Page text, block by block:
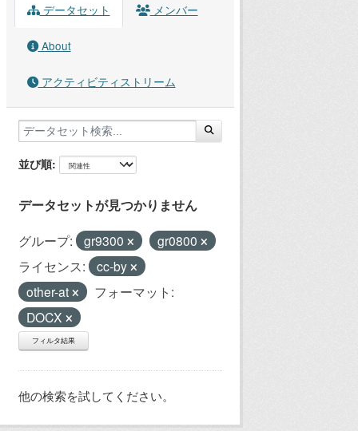
データセット メンバー
About
アクティビティストリーム
並び順
データセットが見つかりません
グループ: gr9300
gr0800
ライセンス:
cc-by
other-at
フォーマット:
DOCX
フィルタ結果
他の検索を試してください。